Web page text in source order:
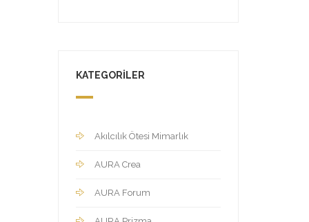
KATEGORILER
Akılcılık Ötesi Mimarlık
AURA Crea
AURA Forum